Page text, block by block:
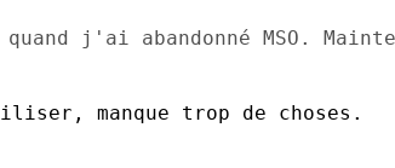
j'ai abandonné MSO.
manque trop de choses.